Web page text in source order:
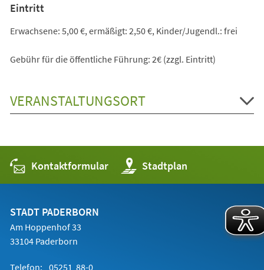
Eintritt
Erwachsene: 5,00 €, ermäßigt: 2,50 €, Kinder/Jugendl.: frei
Gebühr für die öffentliche Führung: 2€ (zzgl. Eintritt)
VERANSTALTUNGSORT
Kontaktformular Stadtplan
(Öffnet
in
einem
STADT PADERBORN
Am Hoppenhof 33
33104 Paderborn
Telefon: 05251 88-0